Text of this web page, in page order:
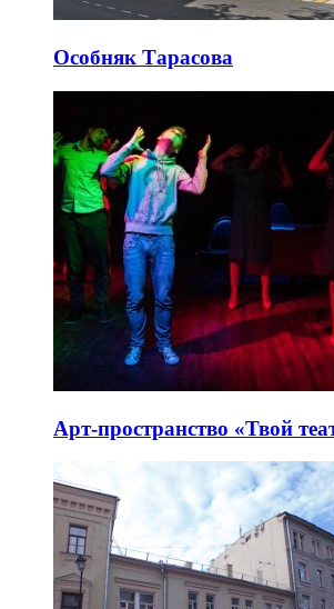
Особняк Тарасова
Арт-пространство «Твой